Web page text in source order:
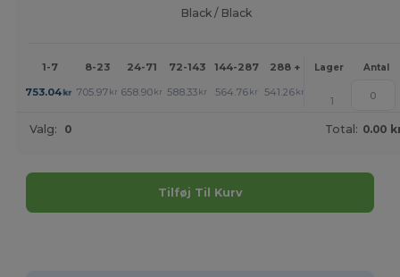
Black / Black
1-7 8-23 24-71 72-143 144-287 288 + Mere
Lager Antal
753.04kr 705.97 kr 658.90 kr 588.33 kr 564.76 kr 541.26 kr +1
Valg: 0 Total: 0.00
Tilføj Til Kurv